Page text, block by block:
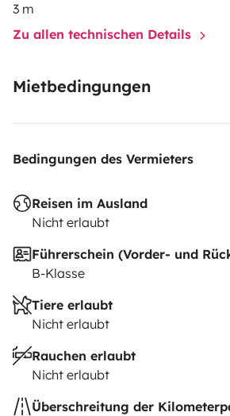
3 m
Zu allen technischen Details
Mietbedingungen
Bedingungen des Vermieters
Reisen im Ausland
Nicht erlaubt
Führerschein (Vorder- und
B-Klasse
Tiere erlaubt
Nicht erlaubt
Rauchen erlaubt
Nicht erlaubt
Überschreitung der